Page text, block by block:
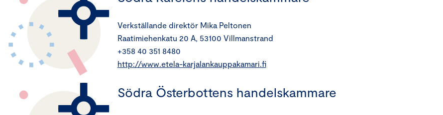
Verkställande direktör Mika Peltonen
Raatimiehenkatu 20 A, 53100 Villmanstrand
+358 40 351 8480
http://www.etela-karjalankauppakamari.fi
Södra Österbottens handelskammare